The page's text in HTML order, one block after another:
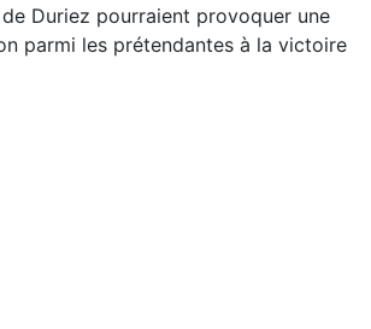
Duriez pourraient provoquer une
parmi les prétendantes à la victoire